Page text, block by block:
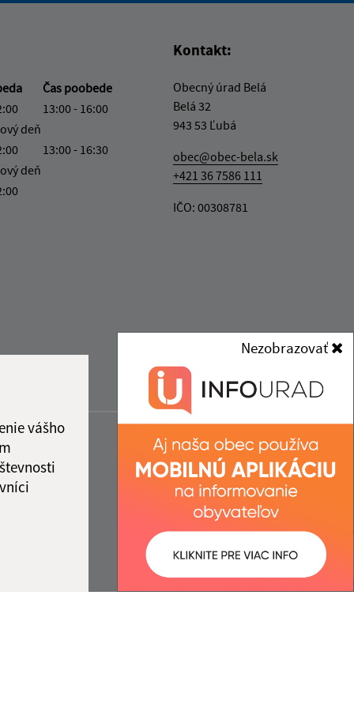
vášho
Nezobrazovať
Čas poobede
13:00 - 16:00
deň
13:00 - 16:30
deň
Kontakt:
Obecný úrad Belá
Belá 32
943 53 Ľubá
obec@obec-bela.sk
+421 36 7586 111
IČO: 00308781